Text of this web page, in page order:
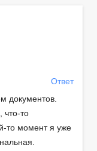
Ответ
документов.
что-то
то момент я уже